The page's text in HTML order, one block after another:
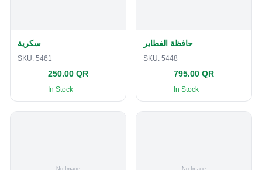
سكرية
SKU: 5461
250.00 QR
In Stock
حافظة الفطاير
SKU: 5448
795.00 QR
In Stock